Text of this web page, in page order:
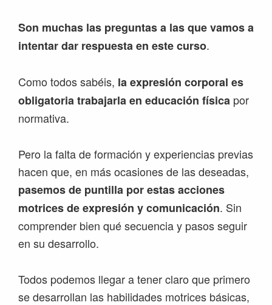
Son muchas las preguntas a las que vamos a
intentar dar respuesta en este curso.
Como todos sabéis, la expresión corporal es
obligatoria trabajarla en educación física por
normativa.
Pero la falta de formación y experiencias previas
hacen que, en más ocasiones de las deseadas,
pasemos de puntilla por estas acciones
motrices de expresión y comunicación. Sin
comprender bien qué secuencia y pasos seguir
en su desarrollo.
Todos podemos llegar a tener claro que primero
se desarrollan las habilidades motrices básicas,